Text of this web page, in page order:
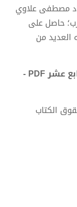
مصطفى علاوي
حاصل على
العديد من
تحميل كتاب مناحي قضائية - الجزء الرابع عشر PDF -
الكتاب